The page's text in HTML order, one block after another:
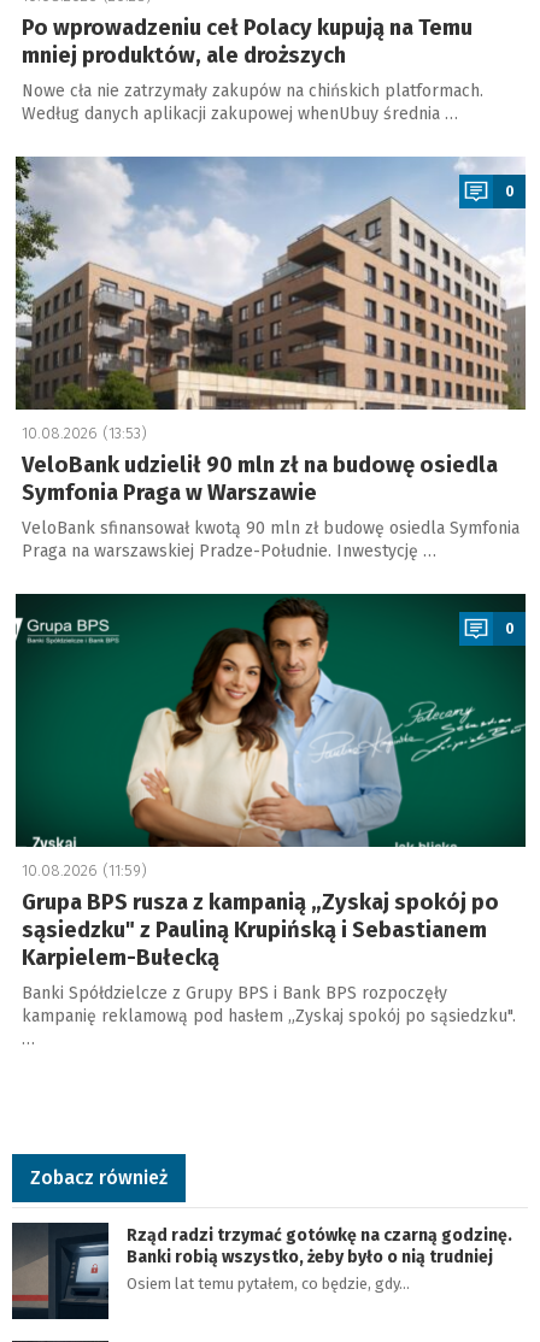
Po wprowadzeniu ceł Polacy kupują na Temu
mniej produktów, ale droższych
Nowe cła nie zatrzymały zakupów na chińskich platformach.
Według danych aplikacji zakupowej whenUbuy średnia …
a
0
10.08.2026 (13:53)
VeloBank udzielił 90 mln zł na budowę osiedla
Symfonia Praga w Warszawie
VeloBank sfinansował kwotą 90 mln zł budowę osiedla Symfonia
Praga na warszawskiej Pradze-Południe. Inwestycję …
a
0
10.08.2026 (11:59)
Grupa BPS rusza z kampanią „Zyskaj spokój po
sąsiedzku" z Pauliną Krupińską i Sebastianem
Karpielem-Bułecką
Banki Spółdzielcze z Grupy BPS i Bank BPS rozpoczęły
kampanię reklamową pod hasłem „Zyskaj spokój po sąsiedzku".
…
Zobacz również
Rząd radzi trzymać gotówkę na czarną godzinę.
Banki robią wszystko, żeby było o nią trudniej
Osiem lat temu pytałem, co będzie, gdy…